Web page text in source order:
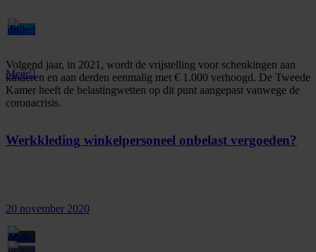
Volgend jaar, in 2021, wordt de vrijstelling voor schenkingen aan
kinderen en aan derden eenmalig met € 1.000 verhoogd. De Tweede
Kamer heeft de belastingwetten op dit punt aangepast vanwege de
coronacrisis.
Meer
Werkkleding winkelpersoneel onbelast vergoeden?
20 november 2020